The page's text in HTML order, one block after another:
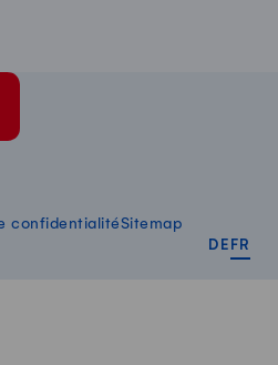
confidentialitéSitemap
DE FR